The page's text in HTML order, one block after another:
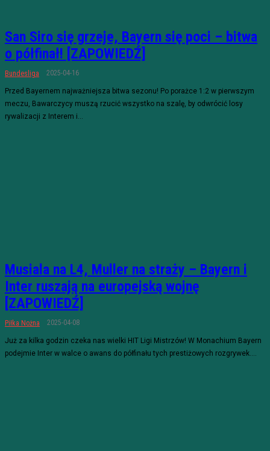
San Siro się grzeje, Bayern się poci – bitwa
o półfinał! [ZAPOWIEDŹ]
Bundesliga 2025-04-16
Przed Bayernem najważniejsza bitwa sezonu! Po porażce 1:2 w pierwszym
meczu, Bawarczycy muszą rzucić wszystko na szalę, by odwrócić losy
rywalizacji z Interem i...
Musiala na L4, Muller na straży – Bayern i
Inter ruszają na europejską wojnę
[ZAPOWIEDŹ]
Piłka Nożna 2025-04-08
Już za kilka godzin czeka nas wielki HIT Ligi Mistrzów! W Monachium Bayern
podejmie Inter w walce o awans do półfinału tych prestiżowych rozgrywek....